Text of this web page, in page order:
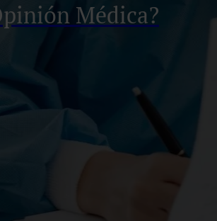
Médica?